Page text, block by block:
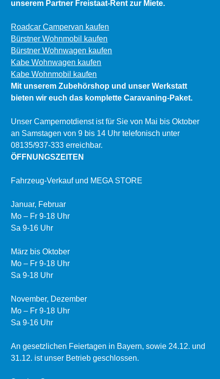
unserem Partner Freistaat-Rent zur Miete.
Roadcar Campervan kaufen
Bürstner Wohnmobil kaufen
Bürstner Wohnwagen kaufen
Kabe Wohnwagen kaufen
Kabe Wohnmobil kaufen
Mit unserem Zubehörshop und unser Werkstatt
bieten wir euch das komplette Caravaning-Paket.
Unser Campernotdienst ist für Sie von Mai bis Oktober
an Samstagen von 9 bis 14 Uhr telefonisch unter
08135/937-333 erreichbar.
ÖFFNUNGSZEITEN
Fahrzeug-Verkauf und MEGA STORE
Januar, Februar
Mo – Fr 9-18 Uhr
Sa 9-16 Uhr
März bis Oktober
Mo – Fr 9-18 Uhr
Sa 9-18 Uhr
November, Dezember
Mo – Fr 9-18 Uhr
Sa 9-16 Uhr
An gesetzlichen Feiertagen in Bayern, sowie 24.12. und
31.12. ist unser Betrieb geschlossen.